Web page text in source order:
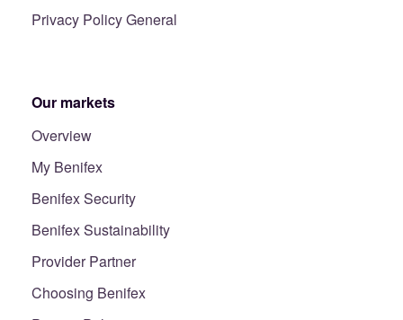
Privacy Policy General
Our markets
Overview
My Benifex
Benifex Security
Benifex Sustainability
Provider Partner
Choosing Benifex